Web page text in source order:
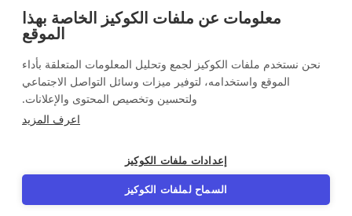
الأول
ذا بليس - بي ون مول
الإمارات العربية المتحدة (عربي)
تواصل معنا
تسجيل الدخول
LinkedIn
معلومات عن ملفات الكوكيز الخاصة بهذا
الموقع
نحن نستخدم ملفات الكوكيز لجمع وتحليل المعلومات المتعلقة بأداء
الموقع واستخدامه، لتوفير ميزات وسائل التواصل الاجتماعي
ولتحسين وتخصيص المحتوى والإعلانات.
اعرف المزيد
إعدادات ملفات الكوكيز
السماح لملفات الكوكيز